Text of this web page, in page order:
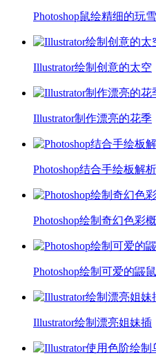
Photoshop鼠绘精细的玩
Illustrator绘制创意的太空
Illustrator制作漂亮的花季
Photoshop结合手绘板解
Photoshop绘制奇幻色彩
Photoshop绘制可爱的鼹
Illustrator绘制漂亮姐妹插